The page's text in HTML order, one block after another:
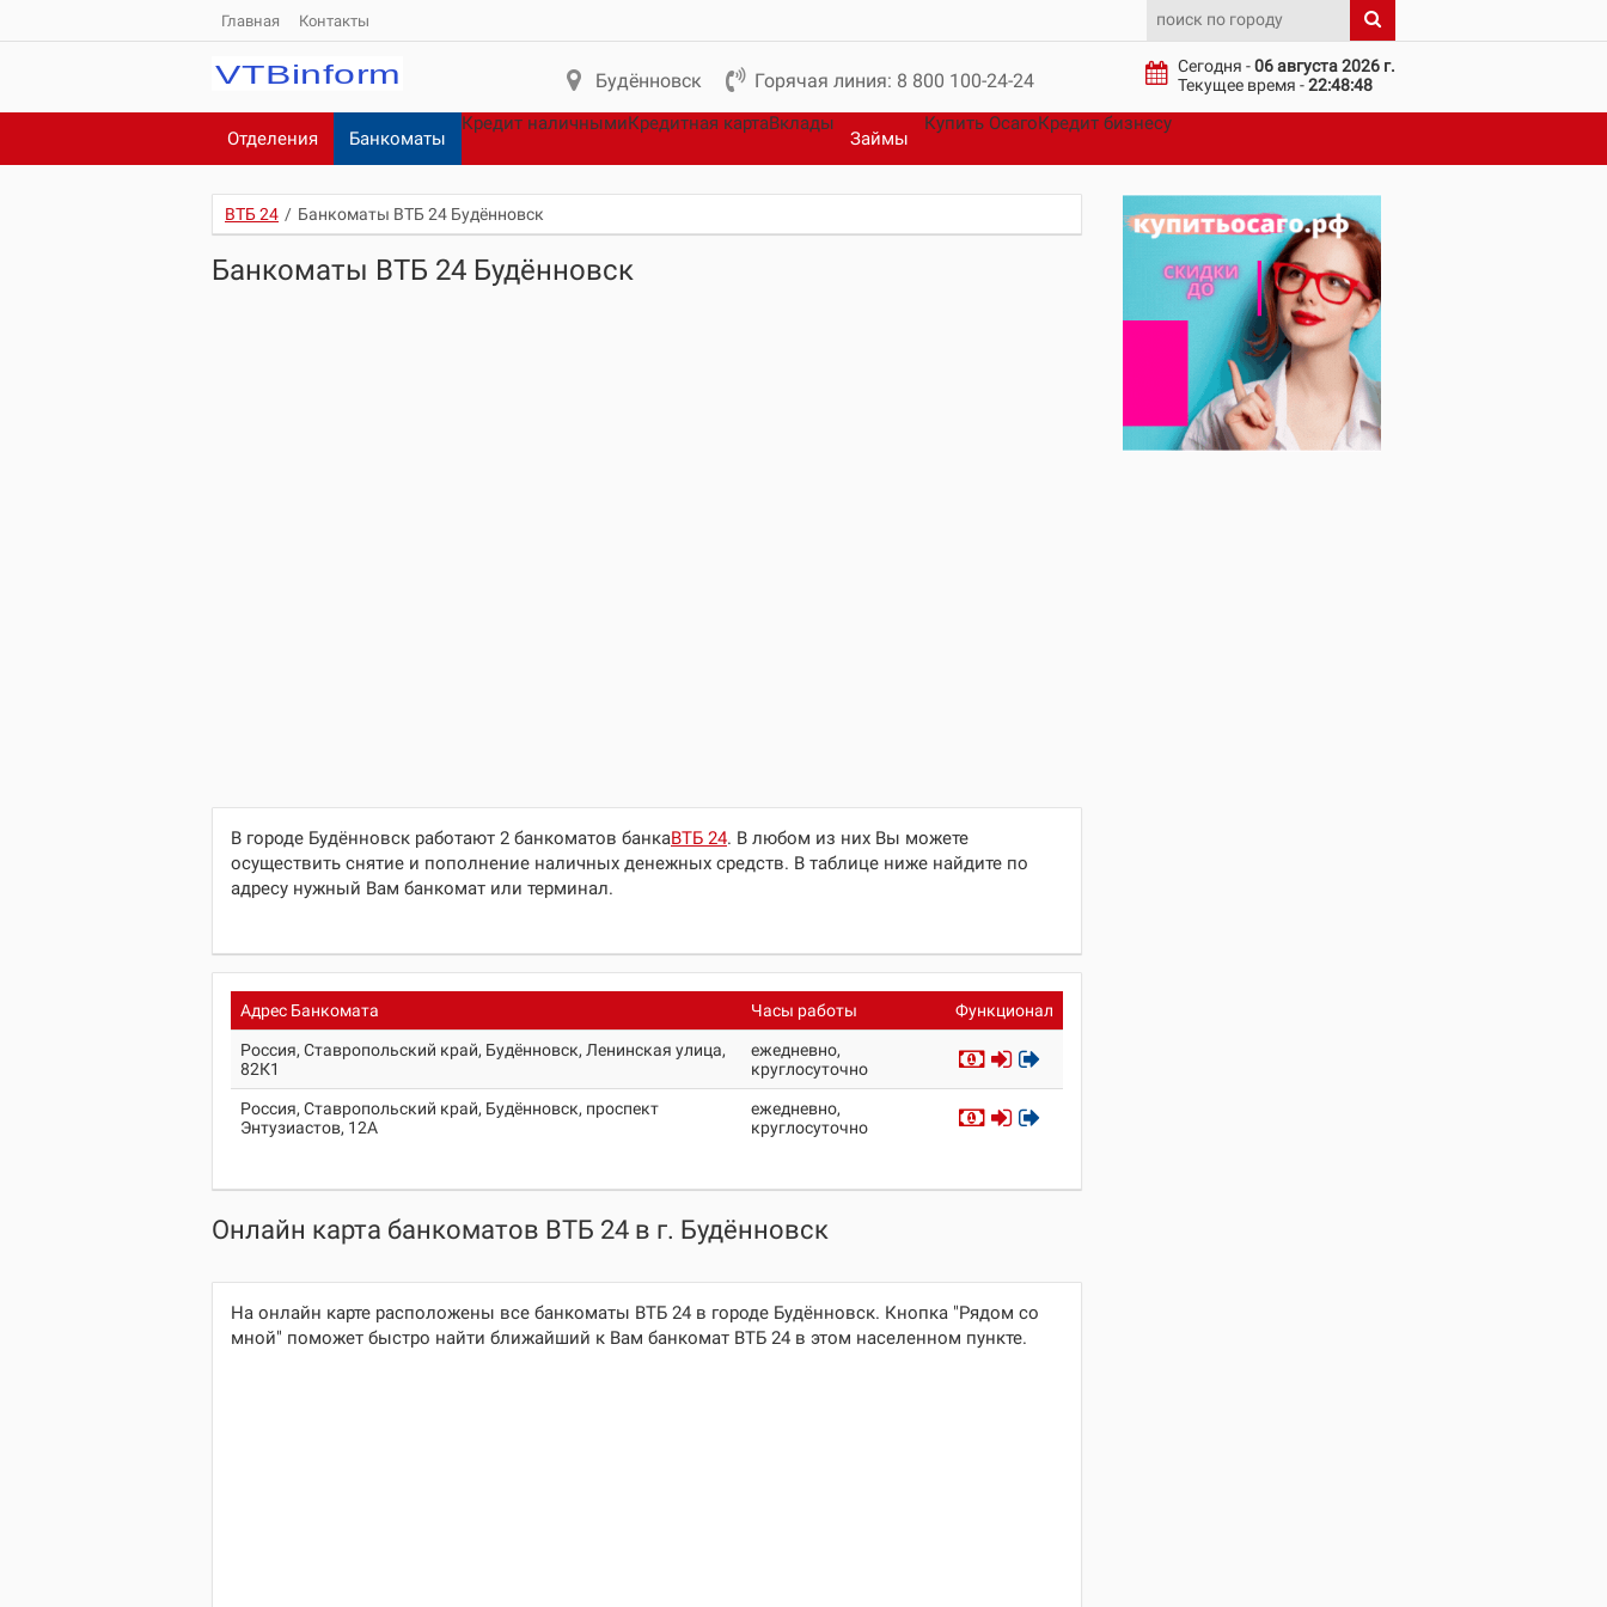
Главная Контакты
Будённовск Горячая линия: 8 800 100-24-24
Сегодня -06 августа 2026 г.
Текущее время -22:48:49
Отделения Банкоматы
Кредит наличнымиКредитная картаВклады
Займы
Купить ОсагоКредит бизнесу
ВТБ 24 / Банкоматы ВТБ 24 Будённовск
Банкоматы ВТБ 24 Будённовск
В городе Будённовск работают 2 банкоматов банкаВТБ 24. В любом из них Вы можете
осуществить снятие и пополнение наличных денежных средств. В таблице ниже найдите по
адресу нужный Вам банкомат или терминал.
Адрес Банкомата Часы работы Функционал
Россия, Ставропольский край, Будённовск, Ленинская улица,
82К1
ежедневно,
круглосуточно
Россия, Ставропольский край, Будённовск, проспект
Энтузиастов, 12А
ежедневно,
круглосуточно
Онлайн карта банкоматов ВТБ 24 в г. Будённовск
На онлайн карте расположены все банкоматы ВТБ 24 в городе Будённовск. Кнопка "Рядом со
мной" поможет быстро найти ближайший к Вам банкомат ВТБ 24 в этом населенном пункте.